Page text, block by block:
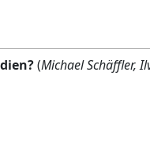
(Michael Schäffler,